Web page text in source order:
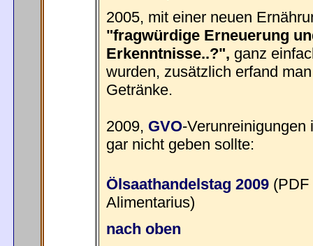
2005, mit einer neuen
"fragwürdige Erneuerung
Erkenntnisse..?", ganz
wurden, zusätzlich erfand
Getränke.
2009, GVO-Verunreinigungen
gar nicht geben sollte:
Ölsaathandelstag 2009
Alimentarius)
nach oben